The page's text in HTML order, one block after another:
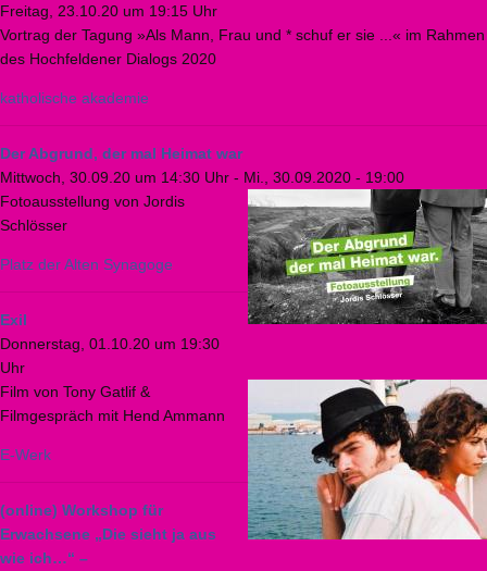
Freitag, 23.10.20 um 19:15 Uhr
Vortrag der Tagung »Als Mann, Frau und * schuf er sie ...« im Rahmen
des Hochfeldener Dialogs 2020
katholische akademie
Der Abgrund, der mal Heimat war
Mittwoch, 30.09.20 um 14:30 Uhr - Mi., 30.09.2020 - 19:00
Fotoausstellung von Jordis
Schlösser
Platz der Alten Synagoge
Exil
Donnerstag, 01.10.20 um 19:30
Uhr
Film von Tony Gatlif &
Filmgespräch mit Hend Ammann
E-Werk
(online) Workshop für
Erwachsene „Die sieht ja aus
wie ich…“ –